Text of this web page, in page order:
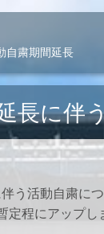
自粛期間延長
長に伴
う活動自粛に
程にアップし